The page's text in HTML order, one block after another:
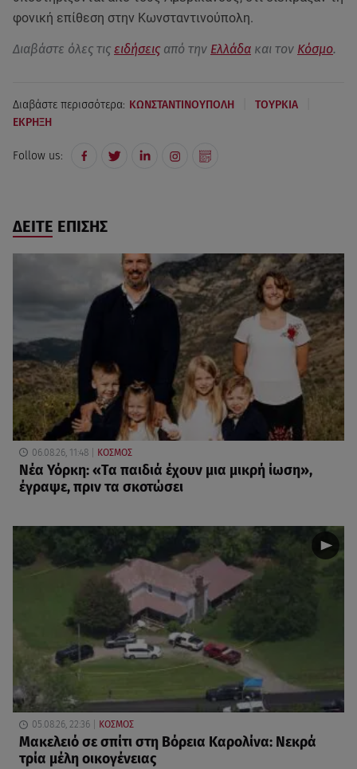
φονική επίθεση στην Κωνσταντινούπολη.
Διαβάστε όλες τις ειδήσεις από την Ελλάδα και τον Κόσμο.
Διαβάστε περισσότερα: ΚΩΝΣΤΑΝΤΙΝΟΥΠΟΛΗ ΤΟΥΡΚΙΑ
ΕΚΡΗΞΗ
Follow us:
ΔΕΙΤΕ ΕΠΙΣΗΣ
06.08.26, 11:48 ΚΟΣΜΟΣ
Νέα Υόρκη: «Τα παιδιά έχουν μια μικρή ίωση»,
έγραψε, πριν τα σκοτώσει
05.08.26, 22:36 ΚΟΣΜΟΣ
Μακελειό σε σπίτι στη Βόρεια Καρολίνα: Νεκρά
τρία μέλη οικογένειας